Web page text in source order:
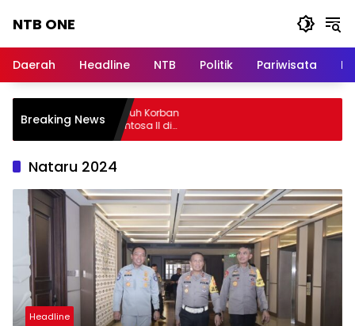
NTB ONE
dan
Lombok
Daerah Headline NTB Politik Pariwisata
Breaking News
Raharja Jamin Seluruh Korban
KM Mutiara Sentosa II di
Sumenep
Nataru 2024
Headline